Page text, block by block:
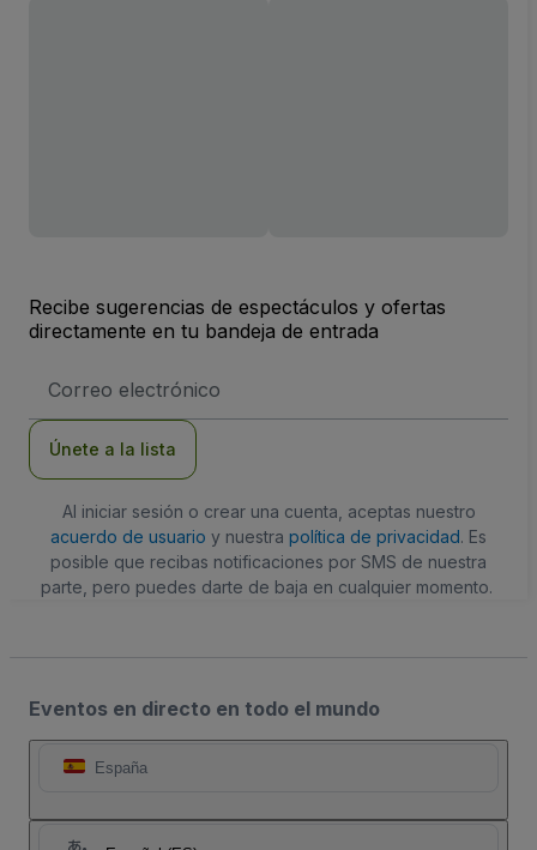
Recibe sugerencias de espectáculos y ofertas
directamente en tu bandeja de entrada
de
Únete a la lista
Al iniciar sesión o crear una cuenta, aceptas nuestro
acuerdo de usuario y nuestra política de privacidad. Es
posible que recibas notificaciones por SMS de nuestra
parte, pero puedes darte de baja en cualquier momento.
Eventos en directo en todo el mundo
España